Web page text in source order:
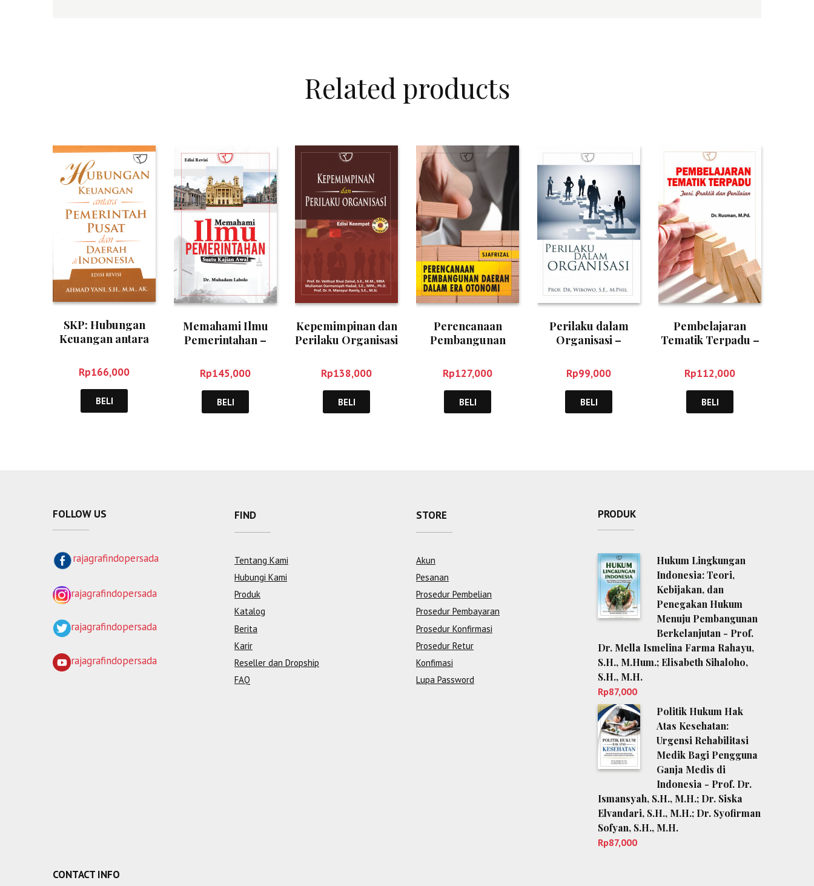
Related products
SKP: Hubungan
Keuangan antara
dan Daerah di
Indonesia – Ahmad
Yani
Rp166,000
BELI
Memahami Ilmu
Pemerintahan –
Rp145,000
BELI
Kepemimpinan dan
Perilaku Organisasi
Rp138,000
BELI
Perencanaan
Pembangunan
Otonomi – Syafrizal
Rp127,000
BELI
Perilaku dalam
Organisasi –
Rp99,000
BELI
Pembelajaran
Tematik Terpadu –
Rp112,000
BELI
FOLLOW US
rajagrafindopersada
rajagrafindopersada
rajagrafindopersada
rajagrafindopersada
FIND
Tentang Kami
Hubungi Kami
Produk
Katalog
Berita
Karir
Reseller dan Dropship
FAQ
STORE
Akun
Pesanan
Prosedur Pembelian
Prosedur Pembayaran
Prosedur Konfirmasi
Prosedur Retur
Konfimasi
Lupa Password
PRODUK
Hukum Lingkungan
Indonesia: Teori,
Kebijakan, dan
Penegakan Hukum
Menuju Pembangunan
Berkelanjutan - Prof.
Dr. Mella Ismelina Farma Rahayu,
S.H., M.Hum.; Elisabeth Sihaloho,
S.H., M.H.
Rp87,000
Politik Hukum Hak
Atas Kesehatan:
Urgensi Rehabilitasi
Medik Bagi Pengguna
Ganja Medis di
Indonesia - Prof. Dr.
Ismansyah, S.H., M.H.; Dr. Siska
Elvandari, S.H., M.H.; Dr. Syofirman
Sofyan, S.H., M.H.
Rp87,000
CONTACT INFO